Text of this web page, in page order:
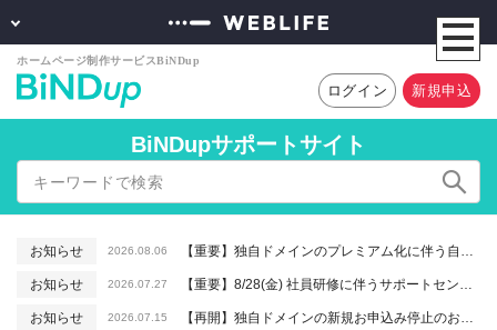
ログイン 新規申込
BiNDupサポートサイト
お知らせ 2026.08.06 【重要】独自ドメインのプレミアム化に伴う自動更新に関するお知らせ
お知らせ 2026.07.27 【重要】8/28(金) 社員研修に伴うサポートセンター休業のお知らせ
お知らせ 2026.07.15 【再開】独自ドメインの新規お申込み停止のお知らせ